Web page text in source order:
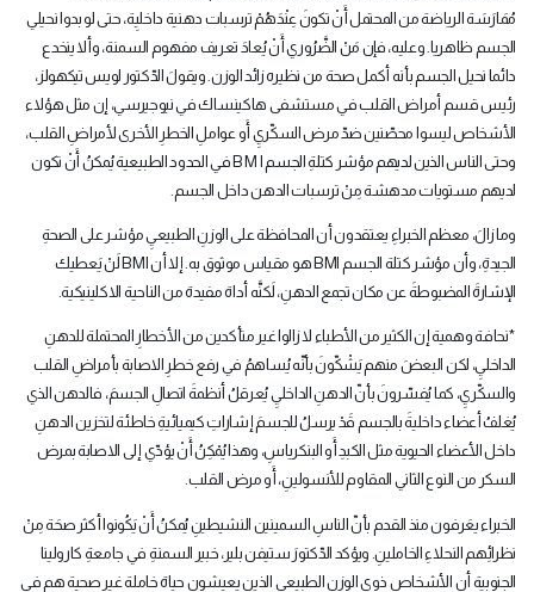
مُمَارَسَة الرياضة من المحتمل أَنْ تكونَ عِنْدَهُمْ ترسبات دهنية داخليِة، حتى لو بدوا نحيلي
الجسم ظاهريا. وعليه، فإن مَنْ الضَّرُوري أَنْ يُعادَ تعريف مفهوم السمنة، وألا ينخدع
دائما نحيل الجسم بأنه أكمل صحة من نظيره زائد الوزن. ويقولَ الدّكتور لويس تيكهولز،
رئيس قسم أمراض القلب في مستشفى هاكينساك في نيوجيرسي، إن مثل هؤلاء
الأشخاص ليسوا محصّنين ضدّ مرض السكّريِ أَو عواملِ الخطرِ الأخرى لأمراضِ القلب،
وحتى الناس الذين لديهم مؤشر كتلةِ الجسم
B M I في الحدود الطبيعية يُمكنُ أَنْ تكون
لديهم مستويات مدهشة مِنْ ترسبات الدهن داخل الجسم
وما زالَ، معظم الخبراءِ يعتقدون أن المحافظة على الوزنِ الطبيعيِ مؤشر على الصحةِ
الجيدةِ، وأن مؤشر كتلة الجسم BMI هو مقياس موثوق به. إلا أن BMI لَنْ يَعطيك
الإشارةَ المضبوطةَ عن مكان تجمع الدهنِ، لَكنَّه أداة مفيدة من الناحية الاكلينيكية.
*نحافة وهمية إن الكثير من الأطباء لا زالوا غير متأكدين من الأخطارِ المحتملة للدهنِ
الداخليِ، لكن البعضَ منهم يَشْكّونَ بأنّه يُساهمُ في رفع خطرِ الاصابة بأمراضِ القلب
والسكّريِ، كما يُفسّرونَ بأنّ الدهنِ الداخليِ يُعرقلُ أنظمةَ اتصالِ الجسمَ، فالدهن الذي
يُغلفُ أعضاء داخليةَ بالجسم قَدْ يرسلُ للجسمَ إشاراتِ كيميائيةِ خاطئة لتخزين الدهنِ
داخل الأعضاء الحيوية مثل الكبدِ أَو البنكرياسِ، وهذا يُمْكِنُ أَنْ يؤدّي إلى الاصابة بمرض
السكر من النوع الثاني المقاوم للأنسولينِ، أَو مرض القلب.
الخبراء يعَرفون منذ القدم بأنّ الناسِ السمينين النشيطينِ يُمكنُ أَنْ يَكُونوا أكثر صحَة مِنْ
نظرائِهم النحلاءِ الخاملينِ. ويؤكد الدّكتورَ ستيفن بلير، خبير السمنةِ في جامعةِ كارولينا
الجنوبية أن الأشخاص ذوي الوزنِ الطبيعي الذين يعيشون حياة خاملة غير صحية هم في